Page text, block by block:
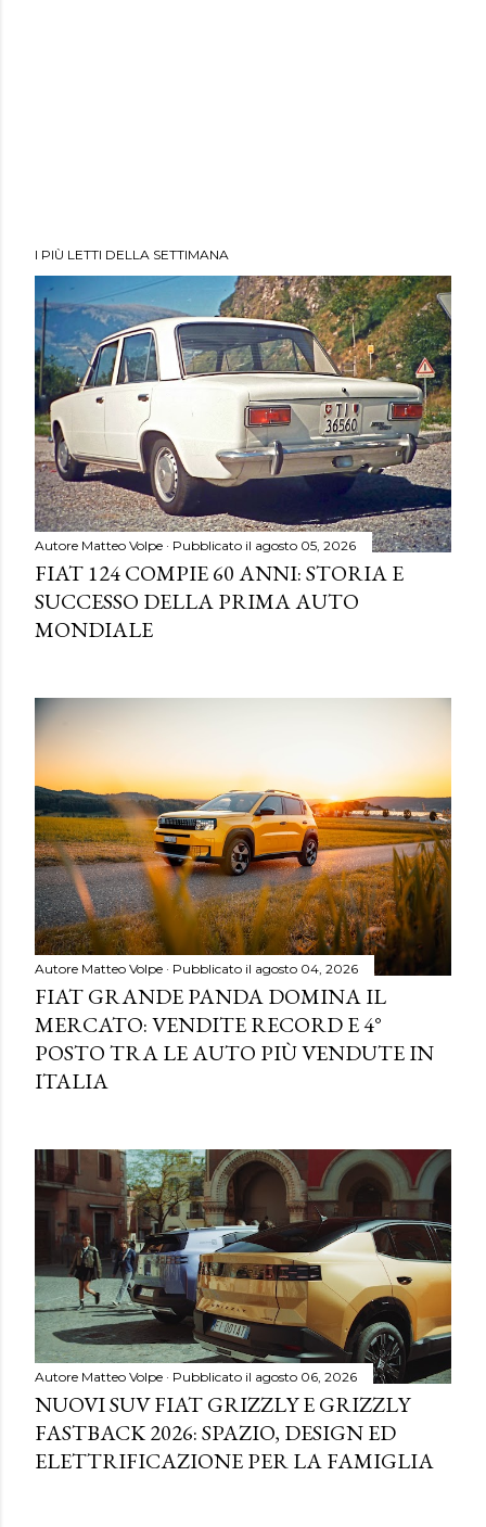
I PIÙ LETTI DELLA SETTIMANA
Autore Matteo Volpe Pubblicato il agosto 05, 2026
FIAT 124 COMPIE 60 ANNI: STORIA E
SUCCESSO DELLA PRIMA AUTO
MONDIALE
Autore Matteo Volpe Pubblicato il agosto 04, 2026
FIAT GRANDE PANDA DOMINA IL
MERCATO: VENDITE RECORD E 4°
POSTO TRA LE AUTO PIÙ VENDUTE IN
ITALIA
Autore Matteo Volpe Pubblicato il agosto 06, 2026
NUOVI SUV FIAT GRIZZLY E GRIZZLY
FASTBACK 2026: SPAZIO, DESIGN ED
ELETTRIFICAZIONE PER LA FAMIGLIA